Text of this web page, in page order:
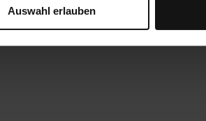
Auswahl erlauben